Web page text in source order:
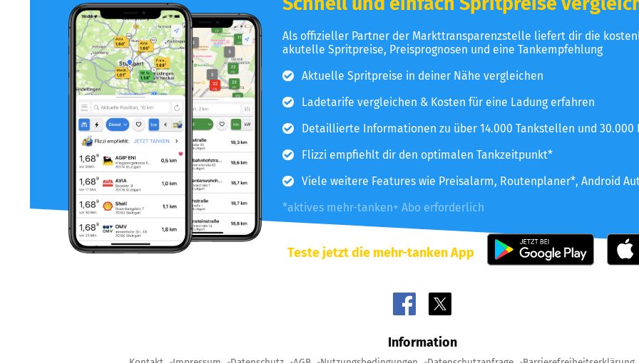
Als offizieller Partner der Markttransparenzstelle liefert dir die
akutelle Spritpreise, Preisprognosen und eine Tankempfehlung
Aktuelle Spritpreise in deiner Nähe vergleichen
Ladetarife vergleichen & Kosten für eine Ladung erfahren
Detaillierte Informationen zu über 14.000 Tankstellen und 30.000
Flizzi empfiehlt dir den optimalen Tankzeitpunkt*
Viele weitere Features wie Preisalarm, Routenplaner*, Android
*aktives mehr-tanken+ Abo erforderlich
Teste jetzt die mehr-tanken App
Information